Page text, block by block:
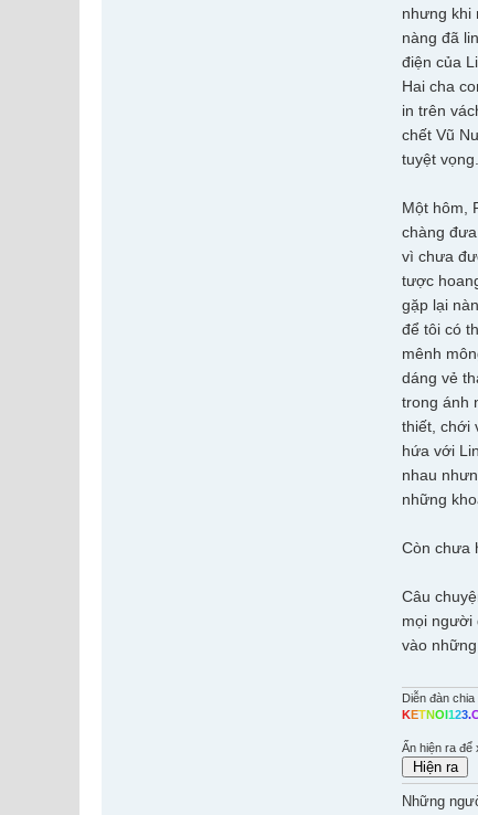
nhưng khi
nàng đã
điện của
Hai cha
in trên
chết Vũ
tuyệt
Một hôm,
chàng
vì chưa
tược
gặp lại
để tôi có
mênh
dáng vẻ
trong ánh
thiết, chới
hứa với
nhau
những
Còn chưa
Câu
mọi người
vào
Diễn đàn
KETNO I123.
Ấn hiện ra để
Những